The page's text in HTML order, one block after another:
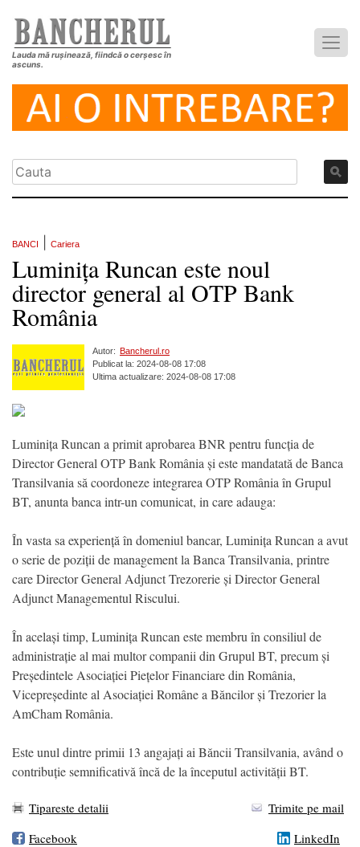
Lauda mă rușinează, fiindcă o cerșesc în
ascuns.
BANCI Cariera
Luminița Runcan este noul
director general al OTP Bank
România
Autor: Bancherul.ro
Publicat la: 2024-08-08 17:08
Ultima actualizare: 2024-08-08 17:08
Luminița Runcan a primit aprobarea BNR pentru funcția de
Director General OTP Bank România și este mandatată de Banca
Transilvania să coordoneze integrarea OTP România în Grupul
BT, anunta banca intr-un comunicat, in care adauga:
În vasta sa experiență în domeniul bancar, Luminița Runcan a avut
o serie de poziții de management la Banca Transilvania, printre
care Director General Adjunct Trezorerie și Director General
Adjunct Managementul Riscului.
În același timp, Luminița Runcan este membru în consiliul de
administrație al mai multor companii din Grupul BT, precum și
Președintele Asociației Piețelor Financiare din România,
Vicepreședinte al Asociației Române a Băncilor și Trezorier la
AmCham România.
Este unul dintre primii 13 angajați ai Băncii Transilvania, având o
contribuție semnificativă încă de la începutul activității BT.
Tipareste detalii
Trimite pe mail
Facebook
LinkedIn